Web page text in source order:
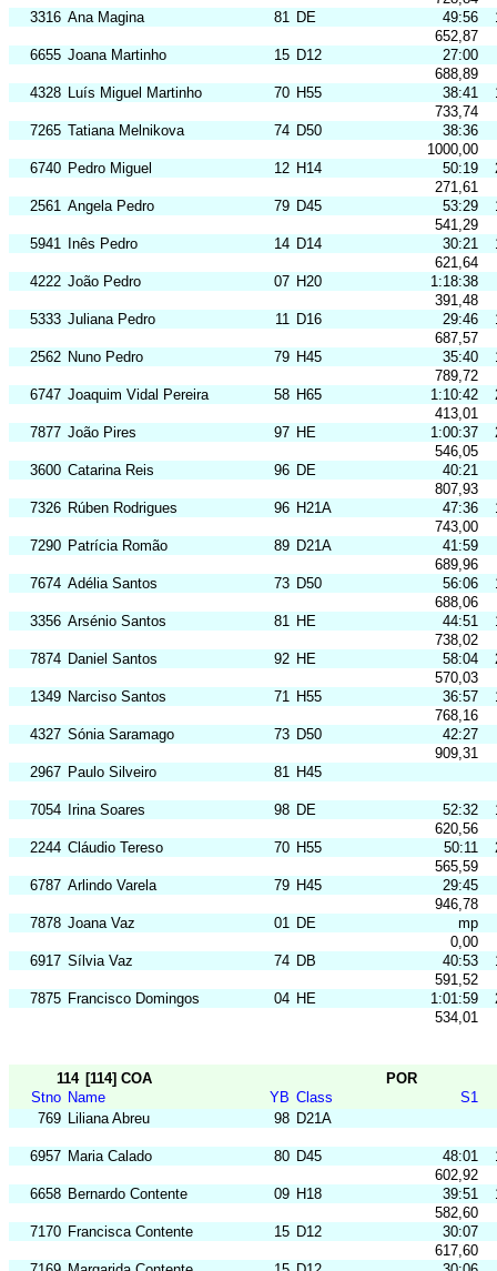
3316 Ana Magina 81 DE 49:56
652,87
6655 Joana Martinho 15 D12
27:00
688,89
4328 Luís Miguel Martinho 70 H55 38:41
733,74
7265 Tatiana Melnikova 74 D50
38:36
1000,00
6740 Pedro Miguel 12 H14 50:19
271,61
2561 Angela Pedro 79 D45 53:29
541,29
5941
Inês Pedro 14 D14 30:21
621,64
4222 João Pedro 07 H20
1:18:38
391,48
5333 Juliana Pedro 11 D16 29:46
687,57
2562 Nuno Pedro 79 H45 35:40
789,72
6747 Joaquim Vidal Pereira 58 H65 1:10:42
413,01
7877 João Pires 97 HE 1:00:37
546,05
3600 Catarina Reis 96 DE
40:21
807,93
7326 Rúben Rodrigues 96 H21A 47:36
743,00
7290 Patrícia Romão 89 D21A
41:59
689,96
7674 Adélia Santos 73 D50 56:06
688,06
3356 Arsénio Santos 81 HE 44:51
738,02
7874 Daniel Santos 92 HE 58:04
570,03
1349 Narciso Santos 71 H55 36:57
768,16
4327 Sónia Saramago 73 D50
42:27
909,31
2967 Paulo Silveiro 81 H45
7054 Irina Soares 98 DE 52:32
620,56
2244 Cláudio Tereso 70 H55 50:11
565,59
6787 Arlindo Varela 79 H45
29:45
946,78
7878 Joana Vaz 01 DE
mp
0,00
6917 Sílvia Vaz 74 DB 40:53
591,52
7875 Francisco Domingos 04 HE 1:01:59
534,01
114 [114] COA
POR
Stno Name YB Class
S1
769 Liliana Abreu 98 D21A
6957 Maria Calado 80 D45 48:01
602,92
6658 Bernardo Contente 09 H18 39:51
582,60
7170 Francisca Contente 15 D12
30:07
617,60